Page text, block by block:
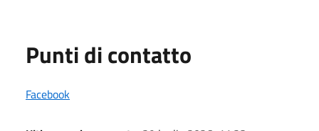
Punti di contatto
Facebook